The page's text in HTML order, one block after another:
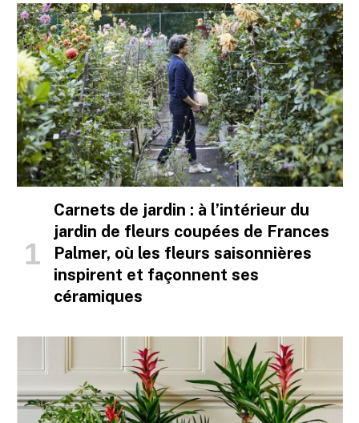
Carnets de jardin : à l’intérieur du
jardin de fleurs coupées de Frances
Palmer, où les fleurs saisonnières
inspirent et façonnent ses
céramiques